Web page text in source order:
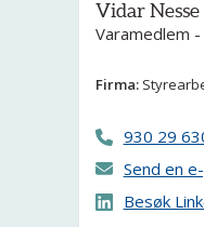
Vidar Nesse
Varamedlem
Firma:
930 29
Send en
Besøk